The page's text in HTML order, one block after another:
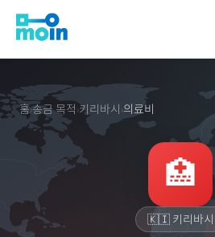
홈›송금 목적 ›키리바시 ›의료비
🏥
🇰🇮 키리바시